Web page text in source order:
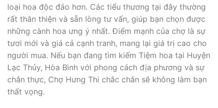
loại hoa độc đáo hơn. Các tiểu thương tại đây thường
rất thân thiện và sẵn lòng tư vấn, giúp bạn chọn được
những cành hoa ưng ý nhất. Điểm mạnh của chợ là sự
tươi mới và giá cả cạnh tranh, mang lại giá trị cao cho
người mua. Nếu bạn đang tìm kiếm Tiệm hoa tại Huyện
Lạc Thủy, Hòa Bình với phong cách địa phương và sự
chân thực, Chợ Hưng Thi chắc chắn sẽ không làm bạn
thất vọng.